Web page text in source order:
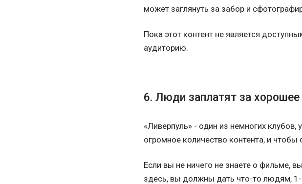
может заглянуть за забор и
Пока этот контент не является
аудиторию.
6. Люди заплатят за
«Ливерпуль» - один из немногих
огромное количество контента, и
Если вы не ничего не знаете о фильме,
здесь, вы должны дать что-то людям, 1-